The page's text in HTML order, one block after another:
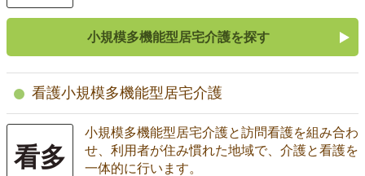
小規模多機能型居宅介護を探す
看護小規模多機能型居宅介護
看多
小規模多機能型居宅介護と訪問看護を組み合わ
せ、利用者が住み慣れた地域で、介護と看護を
一体的に行います。